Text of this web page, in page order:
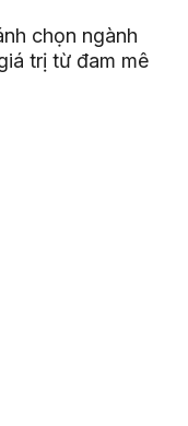
chọn ngành
trị từ đam mê